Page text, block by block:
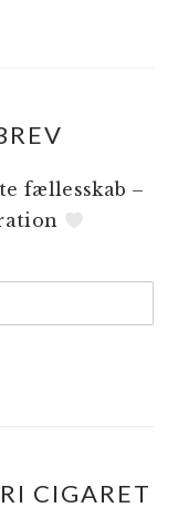
fællesskab –
CIGARET